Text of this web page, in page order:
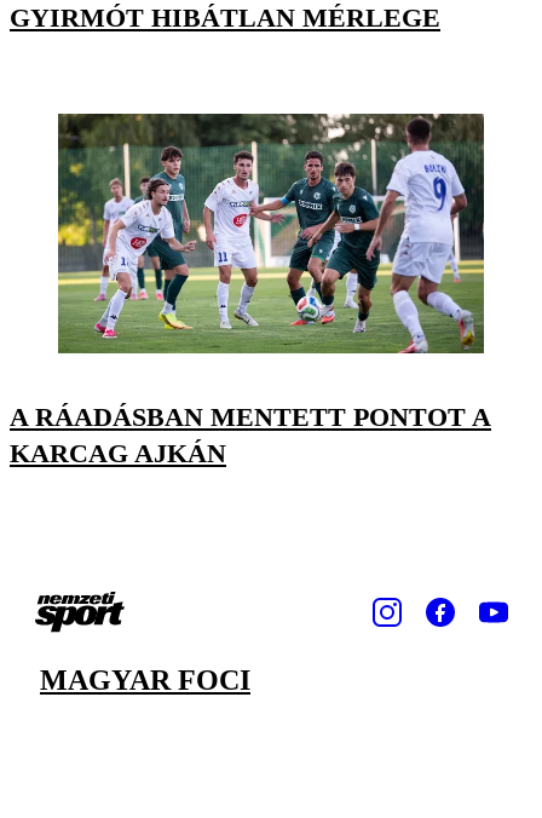
GYIRMÓT HIBÁTLAN MÉRLEGE
A RÁADÁSBAN MENTETT PONTOT A
KARCAG AJKÁN
MAGYAR FOCI